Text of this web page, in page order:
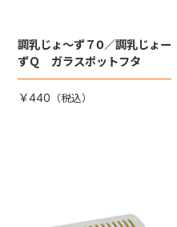
調乳じょ～ず７0／調乳じょー
ずＱ ガラスポットフタ
￥440